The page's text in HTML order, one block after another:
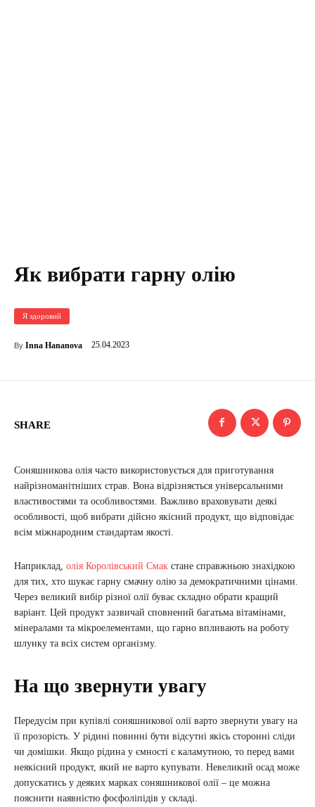
Як вибрати гарну олію
Я здоровий
By Inna Hananova 25.04.2023
SHARE
Соняшникова олія часто використовується для приготування
найрізноманітніших страв. Вона відрізняється універсальними
властивостями та особливостями. Важливо враховувати деякі
особливості, щоб вибрати дійсно якісний продукт, що відповідає
всім міжнародним стандартам якості.
Наприклад, олія Королівський Смак стане справжньою знахідкою
для тих, хто шукає гарну смачну олію за демократичними цінами.
Через великий вибір різної олії буває складно обрати кращий
варіант. Цей продукт зазвичай сповнений багатьма вітамінами,
мінералами та мікроелементами, що гарно впливають на роботу
шлунку та всіх систем організму.
На що звернути увагу
Передусім при купівлі соняшникової олії варто звернути увагу на
її прозорість. У рідині повинні бути відсутні якісь сторонні сліди
чи домішки. Якщо рідина у ємності є каламутною, то перед вами
неякісний продукт, який не варто купувати. Невеликий осад може
допускатись у деяких марках соняшникової олії – це можна
пояснити наявністю фосфоліпідів у складі.